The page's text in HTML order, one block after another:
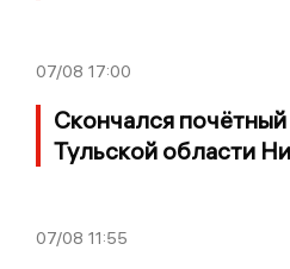
07/08 17:00
Скончался
Тульской области
07/08 11:55